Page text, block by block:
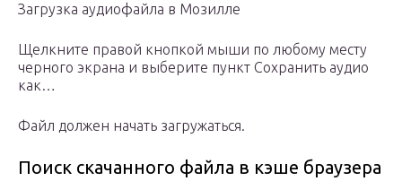
Загрузка аудиофайла в Мозилле
Щелкните правой кнопкой мыши по любому месту
черного экрана и выберите пункт Сохранить аудио
как…
Файл должен начать загружаться.
Поиск скачанного файла в кэше браузера